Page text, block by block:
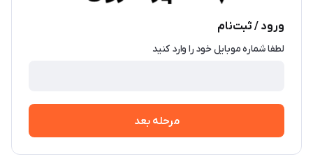
ورود / ثبت‌نام
لطفا شماره موبایل خود را وارد کنید
مرحله بعد